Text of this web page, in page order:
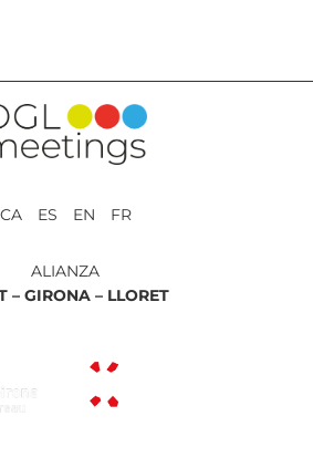
CA ES EN FR
ALIANZA
– GIRONA – LLORET